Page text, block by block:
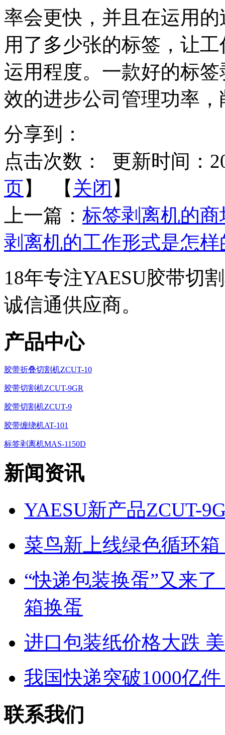
率会更快，并且在运用
用了多少张的标签，让
运用程度。一款好的标
效的进步公司管理功率
分享到：
点击次数：
更新时间：
页】 【 关闭 】
上一篇： 标签剥离机的
剥离机的工作形式是怎样
18年专注YAESU胶带切
诚信通供应商。
产品中心
胶带折叠切割机ZCUT-10
胶带切割机ZCUT-9GR
胶带切割机ZCUT-9
胶带缠绕机AT-101
标签剥离机MAS-1150D
新闻资讯
YAESU新产品ZCUT-
菜鸟新上线绿色循环
“快递包装换蛋”又来
箱换蛋
进口包装纸价格大跌
我国快递突破1000亿
联系我们